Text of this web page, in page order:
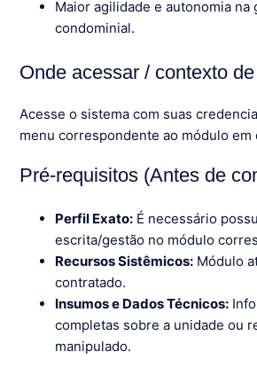
Maior agilidade e autonomia na
condominial.
Onde acessar / contexto
Acesse o sistema com suas
menu correspondente ao módulo em
Pré-requisitos (Antes de
Perfil Exato: É necessário
escrita/gestão no módulo
Recursos Sistêmicos: Módulo
contratado.
Insumos e Dados Técnicos:
completas sobre a unidade ou
manipulado.